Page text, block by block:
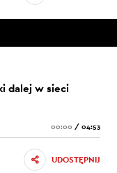
dalej w sieci
00:00 / 04:53
UDOSTĘPNIJ